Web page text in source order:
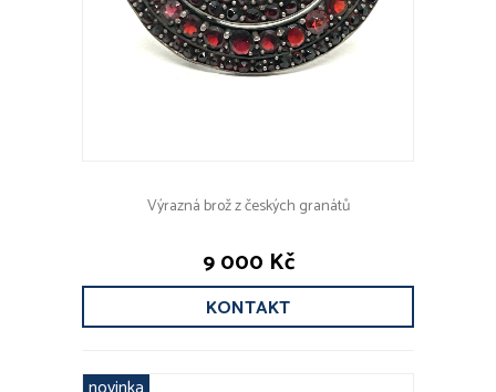
Výrazná brož z českých granátů
9 000 Kč
KONTAKT